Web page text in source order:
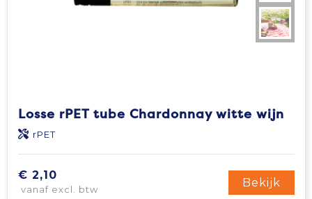
Losse rPET tube Chardonnay witte wijn
rPET
€ 2,10
vanaf excl. btw
Bekijk